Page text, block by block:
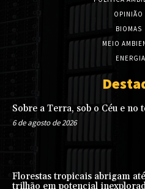
OPINIÃO
BIOMAS
MEIO
ENERGIA
Sobre a Terra, sob o Céu e no
6 de agosto de 2026
Florestas tropicais abrigam
trilhão em potencial